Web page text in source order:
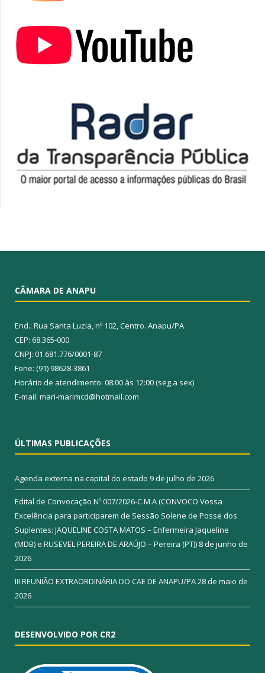
CÂMARA DE ANAPU
End.: Rua Santa Luzia, nº 102, Centro. Anapu/PA
CEP: 68.365-000
CNPJ: 01.681.776/0001-87
Fone: (91) 98628-3861
Horário de atendimento: 08:00 às 12:00 (seg a sex)
E-mail: mari-marimcd@hotmail.com
ÚLTIMAS PUBLICAÇÕES
Agenda externa na capital do estado 9 de julho de 2026
Edital de Convocação Nº 007/2026-C.M.A (CONVOCO Vossa
Excelência para participarem de Sessão Solene de Posse dos
Suplentes: JAQUELINE COSTA MATOS – Enfermeira Jaqueline
(MDB) e RUSEVEL PEREIRA DE ARAÚJO – Pereira (PT)) 8 de junho de
2026
III REUNIÃO EXTRAORDINÁRIA DO CAE DE ANAPU/PA28 de maio de
2026
DESENVOLVIDO POR CR2